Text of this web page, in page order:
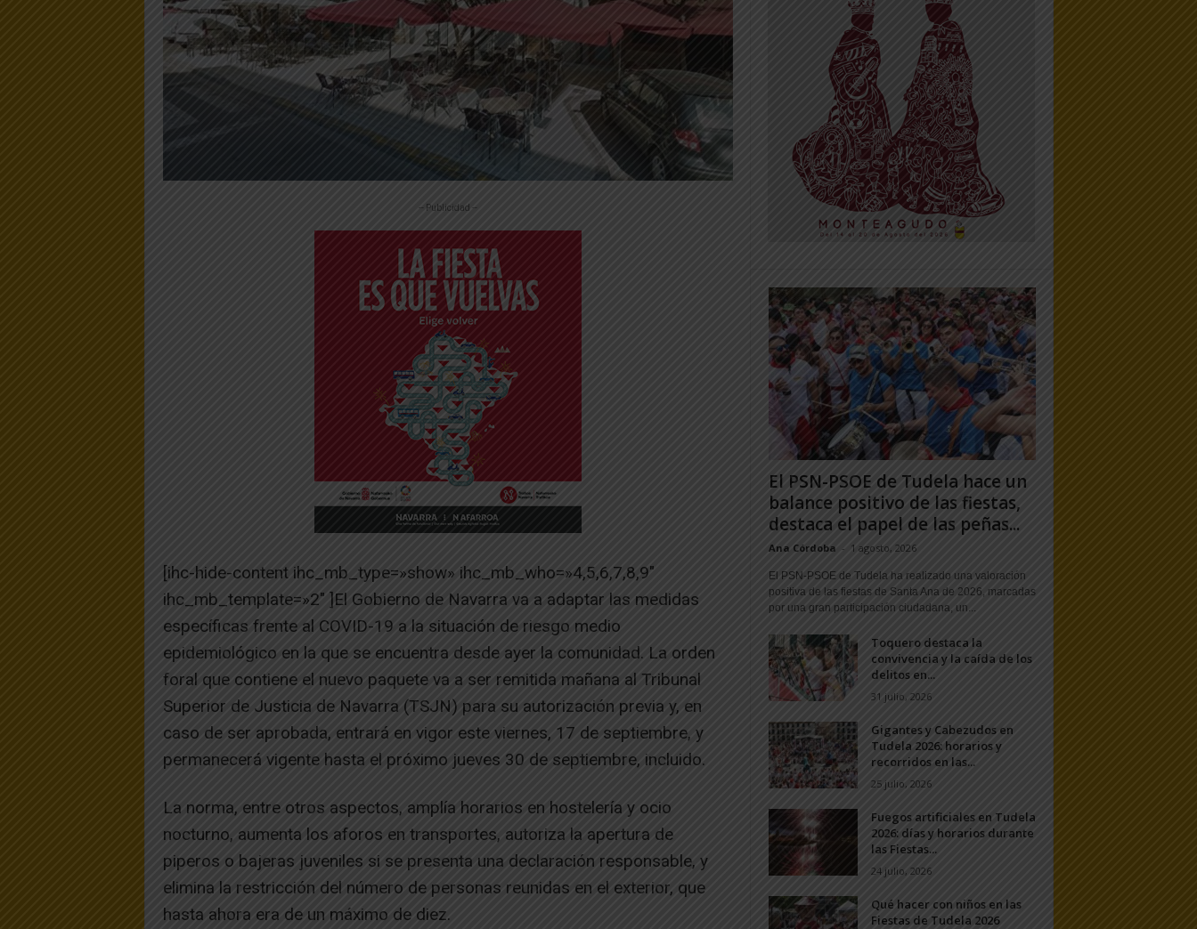
-- Publicidad --
[ihc-hide-content ihc_mb_type=»show» ihc_mb_who=»4,5,6,7,8,9″
ihc_mb_template=»2″ ]El Gobierno de Navarra va a adaptar las medidas
específicas frente al COVID-19 a la situación de riesgo medio
epidemiológico en la que se encuentra desde ayer la comunidad. La orden
foral que contiene el nuevo paquete va a ser remitida mañana al Tribunal
Superior de Justicia de Navarra (TSJN) para su autorización previa y, en
caso de ser aprobada, entrará en vigor este viernes, 17 de septiembre, y
permanecerá vigente hasta el próximo jueves 30 de septiembre, incluido.
La norma, entre otros aspectos, amplía horarios en hostelería y ocio
nocturno, aumenta los aforos en transportes, autoriza la apertura de
piperos o bajeras juveniles si se presenta una declaración responsable, y
elimina la restricción del número de personas reunidas en el exterior, que
hasta ahora era de un máximo de diez.
El PSN-PSOE de Tudela hace un
balance positivo de las fiestas,
destaca el papel de las peñas...
Ana Córdoba - 1 agosto, 2026
El PSN-PSOE de Tudela ha realizado una valoración
positiva de las fiestas de Santa Ana de 2026, marcadas
por una gran participación ciudadana, un...
Toquero destaca la
convivencia y la caída de los
delitos en...
31 julio, 2026
Gigantes y Cabezudos en
Tudela 2026: horarios y
recorridos en las...
25 julio, 2026
Fuegos artificiales en Tudela
2026: días y horarios durante
las Fiestas...
24 julio, 2026
Qué hacer con niños en las
Fiestas de Tudela 2026